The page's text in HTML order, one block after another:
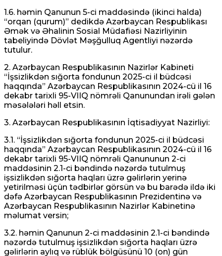
1.6. həmin Qanunun 5-ci maddəsində (ikinci halda)
“orqan (qurum)” dedikdə Azərbaycan Respublikası
Əmək və Əhalinin Sosial Müdafiəsi Nazirliyinin
tabeliyində Dövlət Məşğulluq Agentliyi nəzərdə
tutulur.
2. Azərbaycan Respublikasının Nazirlər Kabineti
“İşsizlikdən sığorta fondunun 2025-ci il büdcəsi
haqqında” Azərbaycan Respublikasının 2024-cü il 16
dekabr tarixli 95-VIIQ nömrəli Qanunundan irəli gələn
məsələləri həll etsin.
3. Azərbaycan Respublikasının İqtisadiyyat Nazirliyi:
3.1. “İşsizlikdən sığorta fondunun 2025-ci il büdcəsi
haqqında” Azərbaycan Respublikasının 2024-cü il 16
dekabr tarixli 95-VIIQ nömrəli Qanununun 2-ci
maddəsinin 2.1-ci bəndində nəzərdə tutulmuş
işsizlikdən sığorta haqları üzrə gəlirlərin yerinə
yetirilməsi üçün tədbirlər görsün və bu barədə ildə iki
dəfə Azərbaycan Respublikasının Prezidentinə və
Azərbaycan Respublikasının Nazirlər Kabinetinə
məlumat versin;
3.2. həmin Qanunun 2-ci maddəsinin 2.1-ci bəndində
nəzərdə tutulmuş işsizlikdən sığorta haqları üzrə
gəlirlərin aylıq və rüblük bölgüsünü 10 (on) gün